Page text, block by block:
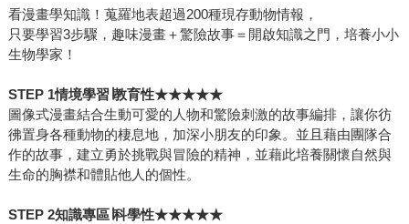
看漫畫學知識！蒐羅地表超過200種現存動物情報，
只要學習3步驟，趣味漫畫＋驚險故事＝開啟知識之門，培養小小
生物學家！
STEP 1情境學習∣教育性★★★★★
圖像式漫畫結合生動可愛的人物和驚險刺激的故事編排，讓你彷
彿置身各種動物的棲息地，加深小朋友的印象。並且藉由團隊合
作的故事，建立勇於挑戰與冒險的精神，並藉此培養關懷自然與
生命的胸襟和體貼他人的個性。
STEP 2知識專區∣科學性★★★★★